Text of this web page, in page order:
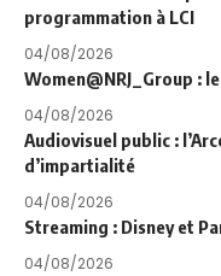
programmation à LCI
04/08/2026
Women@NRJ_Group :
04/08/2026
Audiovisuel public :
d’impartialité
04/08/2026
Streaming : Disney et
04/08/2026